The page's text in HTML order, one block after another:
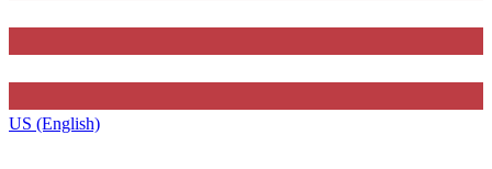
US (English)